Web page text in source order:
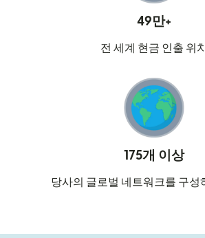
49만+
전 세계 현금 인출 위치
175개 이상
당사의 글로벌 네트워크를 구성